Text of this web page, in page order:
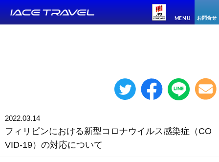
MENU お問合せ
2022.03.14
フィリピンにおける新型コロナウイルス感染症（CO
VID-19）の対応について